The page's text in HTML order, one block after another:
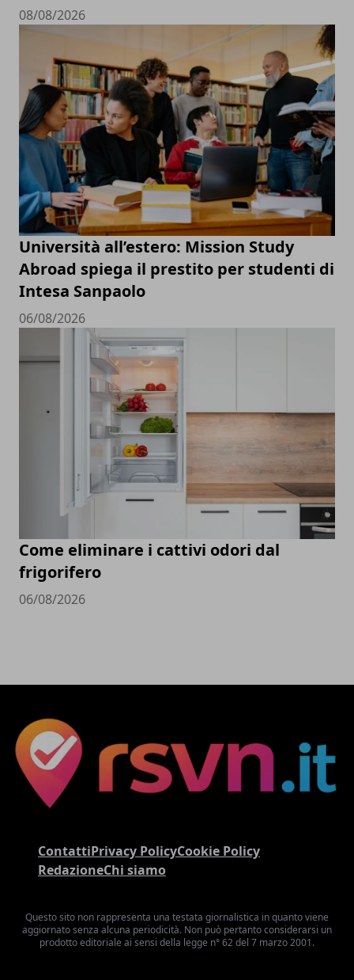
08/08/2026
Università all’estero: Mission Study
Abroad spiega il prestito per studenti di
Intesa Sanpaolo
06/08/2026
Come eliminare i cattivi odori dal
frigorifero
06/08/2026
ContattiPrivacy PolicyCookie Policy
RedazioneChi siamo
Questo sito non rappresenta una testata giornalistica in quanto viene
aggiornato senza alcuna periodicità. Non può pertanto considerarsi un
prodotto editoriale ai sensi della legge n° 62 del 7 marzo 2001.